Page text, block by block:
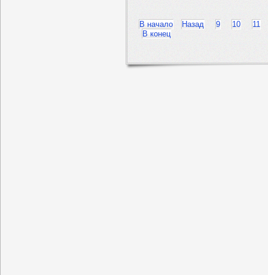
В начало Назад 9 10
11
В конец